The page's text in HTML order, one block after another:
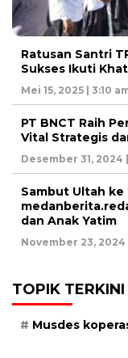
Ratusan Santri
Sukses Ikuti
Mei 15, 2025 | 3:10
PT BNCT Raih
Vital Strategis
Desember 31, 2024
Sambut Ultah ke
dan Anak Yatim
November 23, 2024
TOPIK TERKINI
Musdes